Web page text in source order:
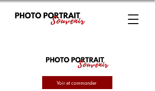
Voir et commander